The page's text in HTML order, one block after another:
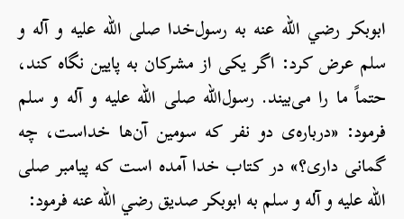
ابوبکر رضي الله عنه به رسول‌خدا صلی الله علیه و آله و
سلم عرض کرد: اگر یکی از مشرکان به پایین نگاه کند،
حتماً ما را می‌بیند. رسول‌الله صلی الله علیه و آله و سلم
فرمود: «درباره‌ی دو نفر که سومین آن‌ها خداست، چه
گمانی داری؟» در کتاب خدا آمده است که پیامبر صلی
الله علیه و آله و سلم به ابوبکر صدیق رضي الله عنه فرمود: